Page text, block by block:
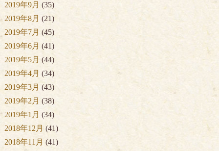
2019年9月 (35)
2019年8月 (21)
2019年7月 (45)
2019年6月 (41)
2019年5月 (44)
2019年4月 (34)
2019年3月 (43)
2019年2月 (38)
2019年1月 (34)
2018年12月 (41)
2018年11月 (41)